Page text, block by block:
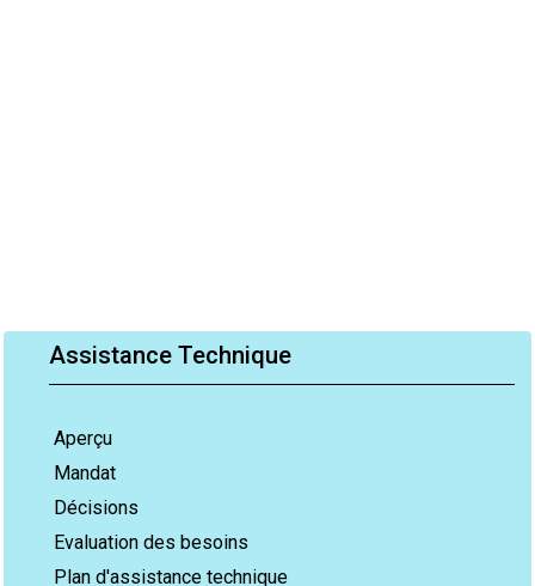
Assistance Technique
Aperçu
Mandat
Décisions
Evaluation des besoins
Plan d'assistance technique